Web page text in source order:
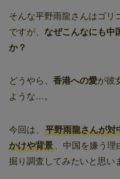
そんな平野雨龍さんはゴリ
ですが、 なぜこんなにも中
か？
どうやら、 香港への愛が彼
ような…。
今回は、 平野雨龍さんが対
かけや背景、中国を嫌う理
掘り調査してみたいと思い